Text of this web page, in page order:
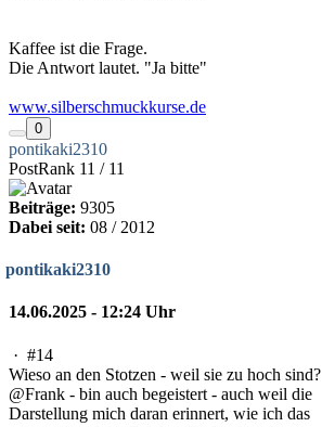
Kaffee ist die Frage.
Die Antwort lautet. "Ja bitte"
www.silberschmuckkurse.de
0
pontikaki2310
PostRank 11 / 11
Beiträge: 9305
Dabei seit: 08 / 2012
pontikaki2310
14.06.2025 - 12:24 Uhr
· #14
Wieso an den Stotzen - weil sie zu hoch sind?
@Frank - bin auch begeistert - auch weil die
Darstellung mich daran erinnert, wie ich das